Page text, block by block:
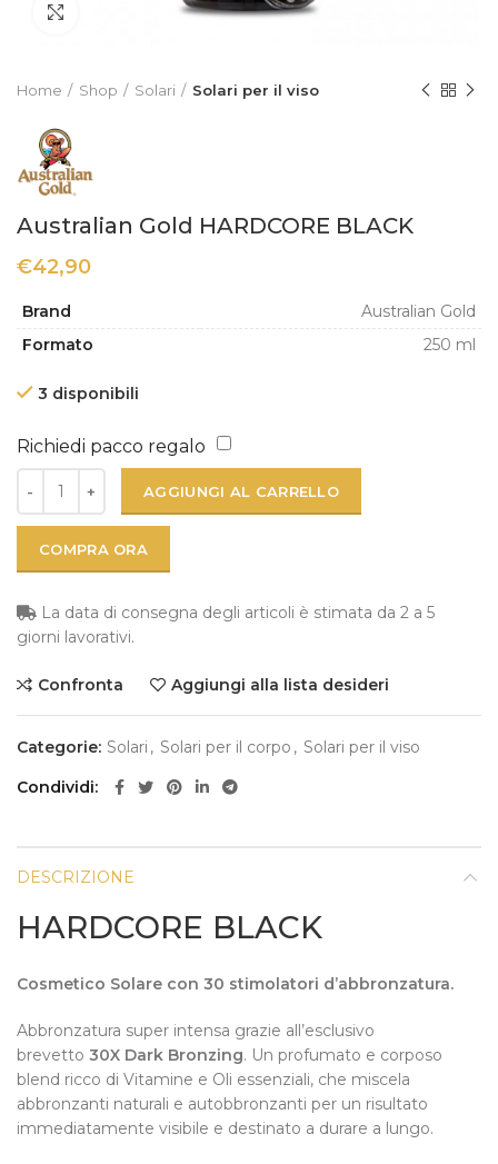
Click to enlarge
Home Shop Solari Solari per il viso
Australian Gold HARDCORE BLACK
€42,90
Brand
Australian Gold
Formato
250 ml
3 disponibili
Richiedi pacco regalo
AGGIUNGI AL CARRELLO
COMPRA ORA
La data di consegna degli articoli è stimata da 2 a 5
giorni lavorativi.
Confronta Aggiungi alla lista desideri
Categorie: Solari , Solari per il corpo , Solari per il viso
Condividi
DESCRIZIONE
HARDCORE BLACK
Cosmetico Solare con 30 stimolatori d’abbronzatura.
Abbronzatura super intensa grazie all’esclusivo
brevetto 30X Dark Bronzing. Un profumato e corposo
blend ricco di Vitamine e Oli essenziali, che miscela
abbronzanti naturali e autobbronzanti per un risultato
immediatamente visibile e destinato a durare a lungo.